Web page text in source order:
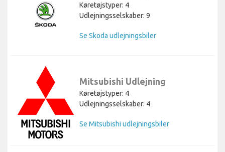
Køretøjstyper: 4
Udlejningsselskaber: 9
Se Skoda udlejningsbiler
Mitsubishi Udlejning
Køretøjstyper: 4
Udlejningsselskaber: 4
Se Mitsubishi udlejningsbiler